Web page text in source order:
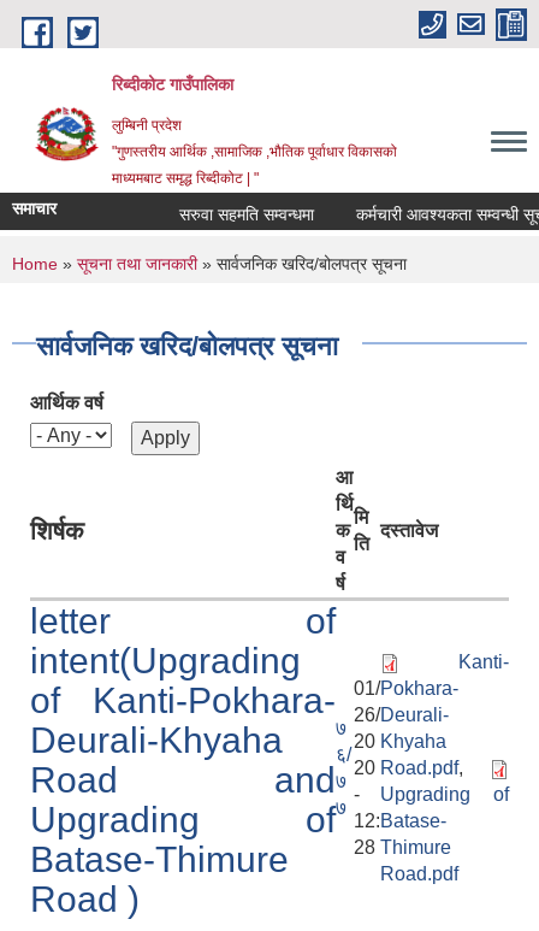
Skip to main content
रिब्दीकोट गाउँपालिका
लुम्बिनी प्रदेश
"गुणस्तरीय आर्थिक ,सामाजिक ,भौतिक पूर्वाधार विकासको
माध्यमबाट समृद्ध रिब्दीकोट | "
समाचार सरुवा सहमति सम्वन्धमा कर्मचारी आवश्यकता सम्वन्धी सूचना
You are here
Home » सूचना तथा जानकारी» सार्वजनिक खरिद/बोलपत्र सूचना
सार्वजनिक खरिद/बोलपत्र सूचना
आर्थिक वर्ष
शिर्षक
आ
र्थि
क
व
र्ष
मि
ति
दस्तावेज
letter of
intent(Upgrading
of Kanti-Pokhara-
Deurali-Khyaha
Road and
Upgrading of
Batase-Thimure
Road )
७
६/
७
७
01/
26/
20
20
-
12:
28
Kanti-
Pokhara-
Deurali-
Khyaha
Road.pdf,
Upgrading of
Batase-
Thimure
Road.pdf